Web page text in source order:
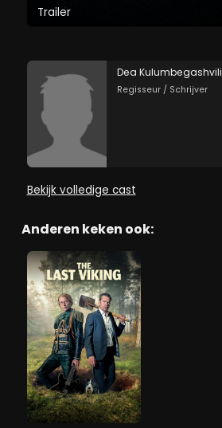
Trailer
Dea Kulumbegashvili
Regisseur / Schrijver
Bekijk volledige cast
Anderen keken ook: